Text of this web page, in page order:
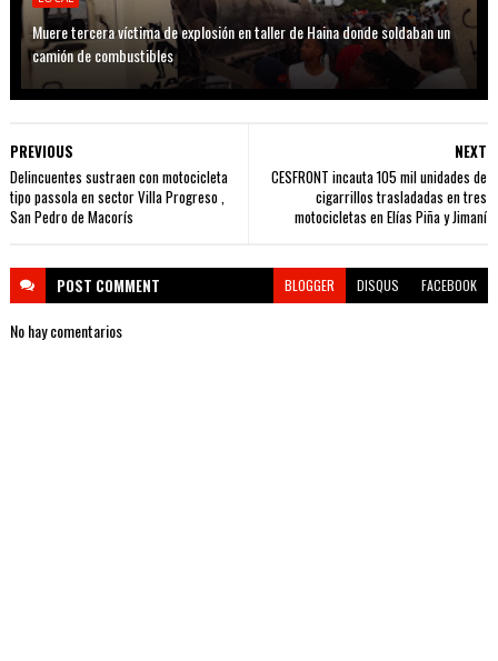
Muere tercera víctima de explosión en taller de Haina donde soldaban un
camión de combustibles
NEXT
CESFRONT incauta 105 mil unidades de
cigarrillos trasladadas en tres
motocicletas en Elías Piña y Jimaní
PREVIOUS
Delincuentes sustraen con motocicleta
tipo passola en sector Villa Progreso ,
San Pedro de Macorís
POST COMMENT BLOGGER DISQUS FACEBOOK
No hay comentarios